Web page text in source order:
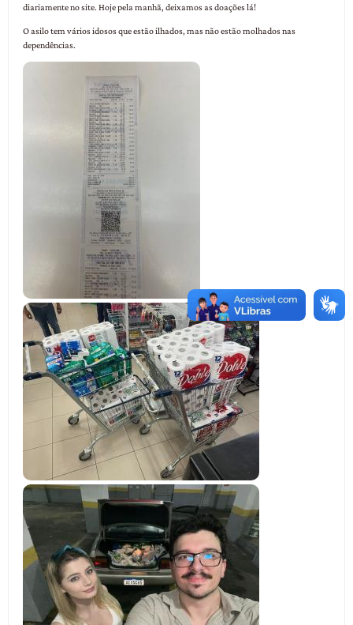
diariamente no site. Hoje pela manhã, deixamos as doações lá!
O asilo tem vários idosos que estão ilhados, mas não estão molhados nas
dependências.